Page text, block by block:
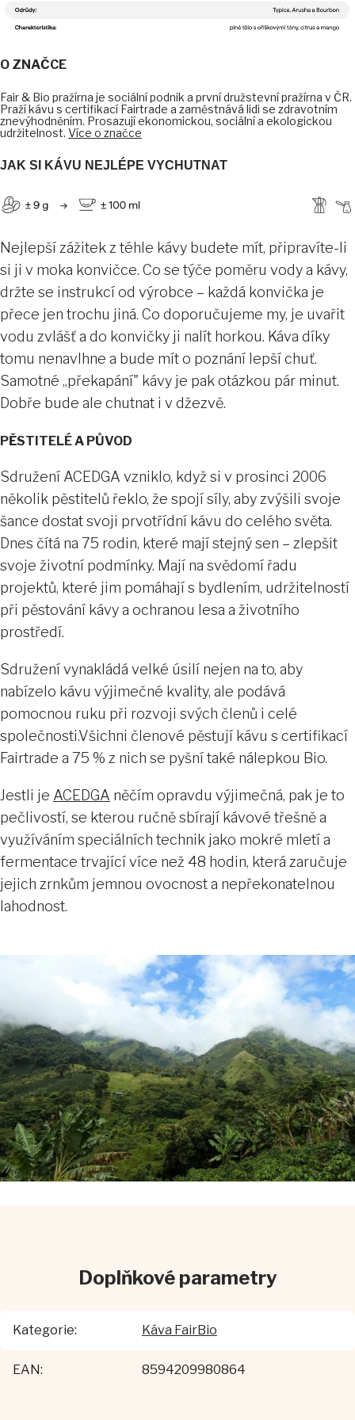
O ZNAČCE
Fair & Bio pražírna je sociální podnik a první družstevní pražírna v ČR.
Praží kávu s certifikací Fairtrade a zaměstnává lidi se zdravotním
znevýhodněním. Prosazují ekonomickou, sociální a ekologickou
udržitelnost. Více o značce
JAK SI KÁVU NEJLÉPE VYCHUTNAT
Nejlepší zážitek z téhle kávy budete mít, připravíte-li
si ji v moka konvičce. Co se týče poměru vody a kávy,
držte se instrukcí od výrobce – každá konvička je
přece jen trochu jiná. Co doporučujeme my, je uvařit
vodu zvlášť a do konvičky ji nalít horkou. Káva díky
tomu nenavlhne a bude mít o poznání lepší chuť.
Samotné „překapání" kávy je pak otázkou pár minut.
Dobře bude ale chutnat i v džezvě.
PĚSTITELÉ A PŮVOD
Sdružení ACEDGA vzniklo, když si v prosinci 2006
několik pěstitelů řeklo, že spojí síly, aby zvýšili svoje
šance dostat svoji prvotřídní kávu do celého světa.
Dnes čítá na 75 rodin, které mají stejný sen – zlepšit
svoje životní podmínky. Mají na svědomí řadu
projektů, které jim pomáhají s bydlením, udržitelností
při pěstování kávy a ochranou lesa a životního
prostředí.
Sdružení vynakládá velké úsilí nejen na to, aby
nabízelo kávu výjimečné kvality, ale podává
pomocnou ruku při rozvoji svých členů i celé
společnosti.Všichni členové pěstují kávu s certifikací
Fairtrade a 75 % z nich se pyšní také nálepkou Bio.
Jestli je ACEDGA něčím opravdu výjimečná, pak je to
pečlivostí, se kterou ručně sbírají kávové třešně a
využíváním speciálních technik jako mokré mletí a
fermentace trvající více než 48 hodin, která zaručuje
jejich zrnkům jemnou ovocnost a nepřekonatelnou
lahodnost.
Doplňkové parametry
Kategorie: Káva FairBio
EAN: 8594209980864